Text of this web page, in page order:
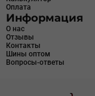
Оплата
Информация
О нас
Отзывы
Контакты
Шины оптом
Вопросы-ответы